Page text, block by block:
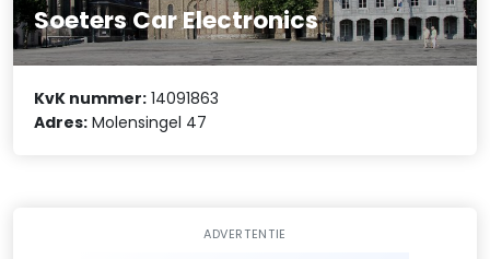
Soeters Car Electronics
KvK nummer: 14091863
Adres: Molensingel 47
ADVERTENTIE